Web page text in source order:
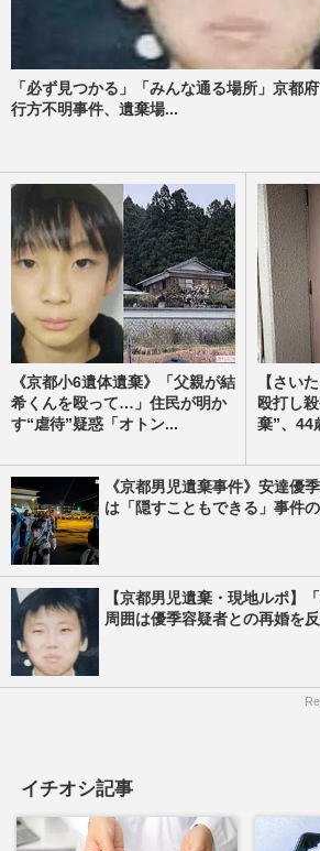
「必ず見つかる」「みんな通る場所」京都
行方不明事件、遺棄場...
《京都小6遺体遺棄》「父親が結
希くんを殴って…」住民が明か
す“虐待”疑惑「オトン...
【さい
殴打し
棄”、44
《京都男児遺棄事件》安達優
は「隠すこともできる」事件
【京都男児遺棄・現地ルポ】
周囲は優季容疑者との再婚を
イチオシ記事